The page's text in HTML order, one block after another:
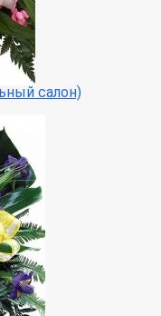
салон)